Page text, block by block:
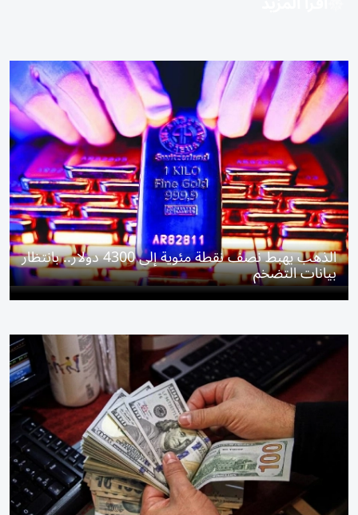
الذهب يهبط نصف نقطة مئوية إلى 4300 دولار.. بانتظار
بيانات التضخم